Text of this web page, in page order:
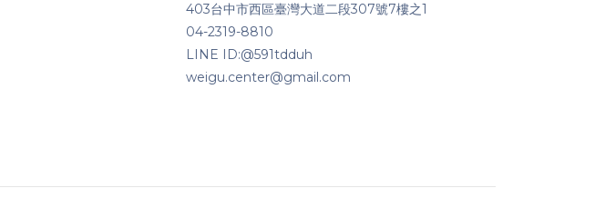
403台中市西區臺灣大道二段307號7樓之1
04-2319-8810
LINE ID:@591tdduh
weigu.center@gmail.com